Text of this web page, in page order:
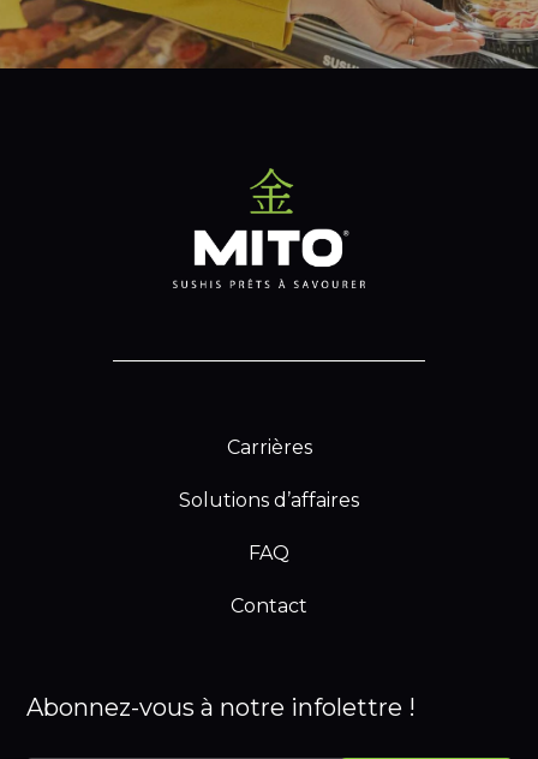
Carrières
Solutions d’affaires
FAQ
Contact
Abonnez-vous à notre infolettre !